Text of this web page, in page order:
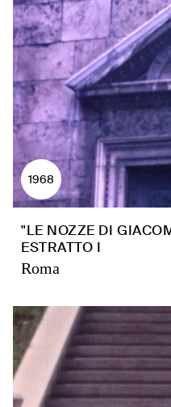
1968
"LE NOZZE DI
ESTRATTO I
Roma